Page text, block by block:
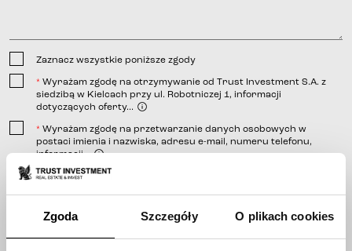
Zgoda Szczegóły O plikach cookies
Zaznacz wszystkie poniższe zgody
* Wyrażam zgodę na otrzymywanie od Trust Investment S.A. z
siedzibą w Kielcach przy ul. Robotniczej 1, informacji
dotyczących oferty...
linkiem
telefonicznej;
wiadomości SMS.
* Wyrażam zgodę na przetwarzanie danych osobowych w
postaci imienia i nazwiska, adresu e-mail, numeru telefonu,
informacji...
* Wyrażam zgodę na otrzymywanie od Trust Investment S.A. z